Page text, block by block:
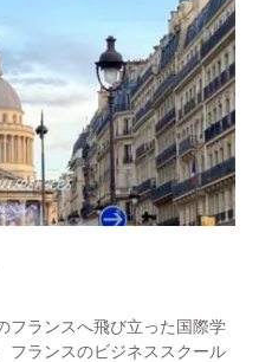
フランスへ飛び立った国際学
フランスのビジネススクール